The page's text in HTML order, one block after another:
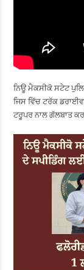
ਨਿਊ ਮੈਕਸੀਕੋ ਸਟੇਟ
ਜਿਸ ਵਿੱਚ ਟਰੱਕ
ਟਰੂਪਰ ਨਾਲ ਗੱਲਬਾਤ